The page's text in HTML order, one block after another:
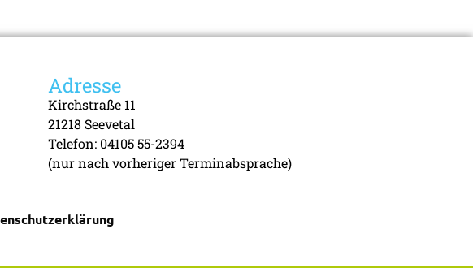
Adresse
Kirchstraße 11
21218 Seevetal
Telefon: 04105 55-2394
(nur nach vorheriger Terminabsprache)